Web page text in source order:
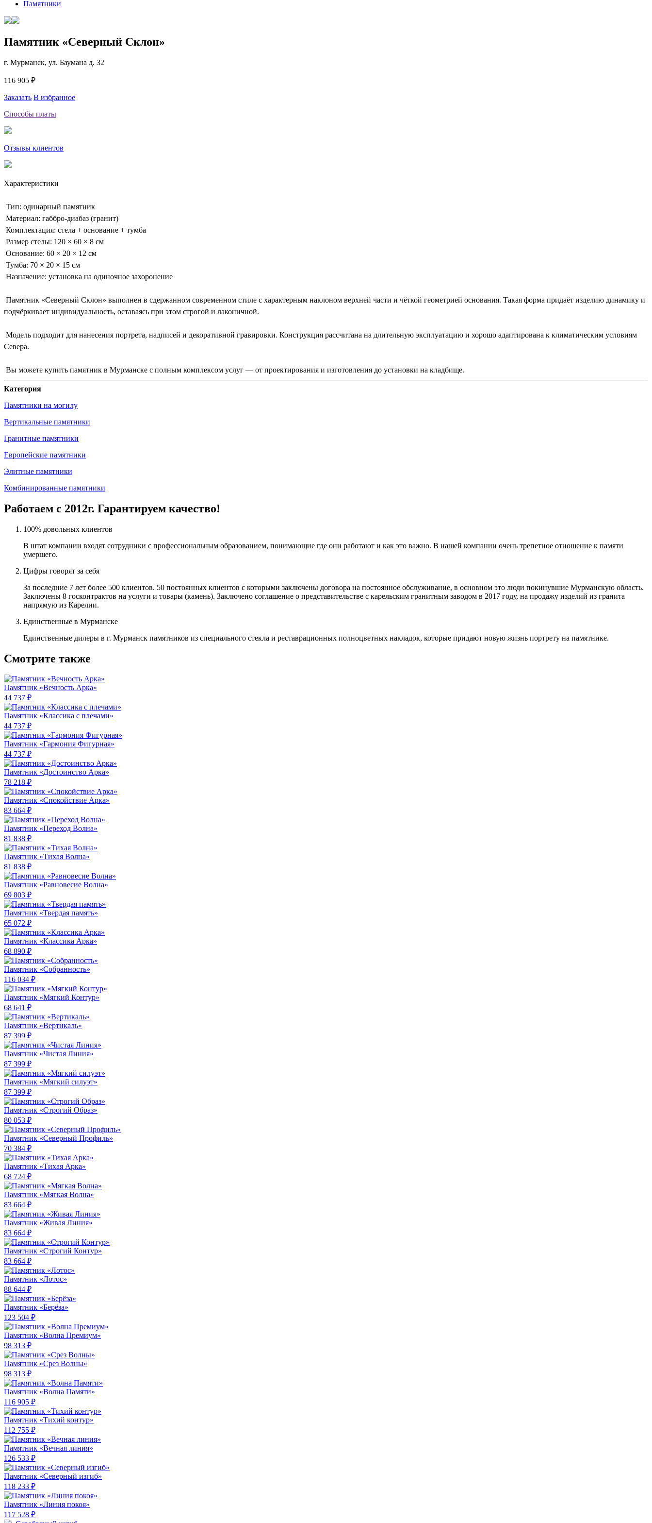
Памятники
Памятник «Северный Склон»
г. Мурманск, ул. Баумана д. 32
116 905 ₽
Заказать В избранное
Способы платы
Отзывы клиентов
Характеристики
Тип: одинарный памятник
Материал: габбро-диабаз (гранит)
Комплектация: стела + основание + тумба
Размер стелы: 120 × 60 × 8 см
Основание: 60 × 20 × 12 см
Тумба: 70 × 20 × 15 см
Назначение: установка на одиночное захоронение
Памятник «Северный Склон» выполнен в сдержанном современном стиле с характерным наклоном верхней части и чёткой геометрией основания. Такая форма придаёт изделию динамику и
подчёркивает индивидуальность, оставаясь при этом строгой и лаконичной.
Модель подходит для нанесения портрета, надписей и декоративной гравировки. Конструкция рассчитана на длительную эксплуатацию и хорошо адаптирована к климатическим условиям
Севера.
Вы можете купить памятник в Мурманске с полным комплексом услуг — от проектирования и изготовления до установки на кладбище.
Категория
Памятники на могилу
Вертикальные памятники
Гранитные памятники
Европейские памятники
Элитные памятники
Комбинированные памятники
Работаем с 2012г. Гарантируем качество!
100% довольных клиентов
В штат компании входят сотрудники с профессиональным образованием, понимающие где они работают и как это важно. В нашей компании очень трепетное отношение к памяти
умершего.
Цифры говорят за себя
За последние 7 лет более 500 клиентов. 50 постоянных клиентов с которыми заключены договора на постоянное обслуживание, в основном это люди покинувшие Мурманскую область.
Заключены 8 госконтрактов на услуги и товары (камень). Заключено соглашение о представительстве с карельским гранитным заводом в 2017 году, на продажу изделий из гранита
напрямую из Карелии.
Единственные в Мурманске
Единственные дилеры в г. Мурманск памятников из специального стекла и реставрационных полноцветных накладок, которые придают новую жизнь портрету на памятнике.
Смотрите также
Памятник «Вечность Арка»
44 737 ₽
Памятник «Классика c плечами»
44 737 ₽
Памятник «Гармония Фигурная»
44 737 ₽
Памятник «Достоинство Арка»
78 218 ₽
Памятник «Спокойствие Арка»
83 664 ₽
Памятник «Переход Волна»
81 838 ₽
Памятник «Тихая Волна»
81 838 ₽
Памятник «Равновесие Волна»
69 803 ₽
Памятник «Твердая память»
65 072 ₽
Памятник «Классика Арка»
68 890 ₽
Памятник «Собранность»
116 034 ₽
Памятник «Мягкий Контур»
68 641 ₽
Памятник «Вертикаль»
87 399 ₽
Памятник «Чистая Линия»
87 399 ₽
Памятник «Мягкий силуэт»
87 399 ₽
Памятник «Строгий Образ»
80 053 ₽
Памятник «Северный Профиль»
70 384 ₽
Памятник «Тихая Арка»
68 724 ₽
Памятник «Мягкая Волна»
83 664 ₽
Памятник «Живая Линия»
83 664 ₽
Памятник «Строгий Контур»
83 664 ₽
Памятник «Лотос»
88 644 ₽
Памятник «Берёза»
123 504 ₽
Памятник «Волна Премиум»
98 313 ₽
Памятник «Срез Волны»
98 313 ₽
Памятник «Волна Памяти»
116 905 ₽
Памятник «Тихий контур»
112 755 ₽
Памятник «Вечная линия»
126 533 ₽
Памятник «Северный изгиб»
118 233 ₽
Памятник «Линия покоя»
117 528 ₽